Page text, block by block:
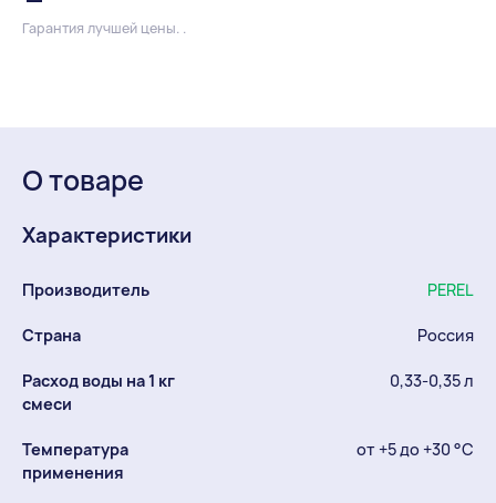
Гарантия лучшей цены. .
О товаре
Характеристики
Производитель PEREL
Страна Россия
Расход воды на 1 кг
смеси
0,33-0,35 л
Температура
применения
от +5 до +30 °С